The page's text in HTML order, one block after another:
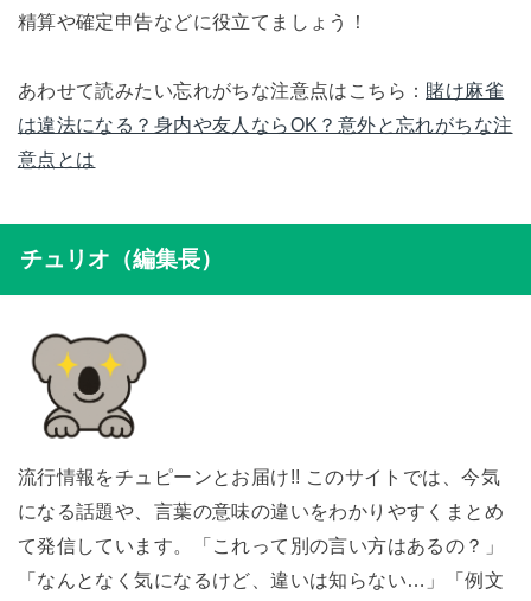
精算や確定申告などに役立てましょう！
あわせて読みたい忘れがちな注意点はこちら： 賭け麻雀
は違法になる？身内や友人ならOK？意外と忘れがちな注
意点とは
チュリオ（編集長）
流行情報をチュピーンとお届け!! このサイトでは、今気
になる話題や、言葉の意味の違いをわかりやすくまとめ
て発信しています。「これって別の言い方はあるの？」
「なんとなく気になるけど、違いは知らない…」「例文